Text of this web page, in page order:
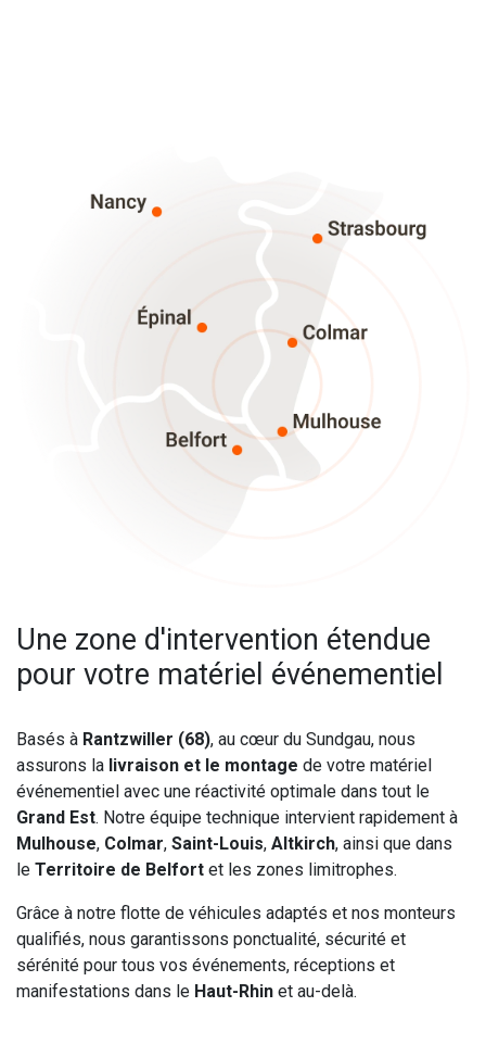
Une zone d'intervention étendue
pour votre matériel événementiel
Basés à Rantzwiller (68), au cœur du Sundgau, nous
assurons la livraison et le montage de votre matériel
événementiel avec une réactivité optimale dans tout le
Grand Est. Notre équipe technique intervient rapidement à
Mulhouse, Colmar, Saint-Louis, Altkirch, ainsi que dans
le Territoire de Belfort et les zones limitrophes.
Grâce à notre flotte de véhicules adaptés et nos monteurs
qualifiés, nous garantissons ponctualité, sécurité et
sérénité pour tous vos événements, réceptions et
manifestations dans le Haut-Rhin et au-delà.